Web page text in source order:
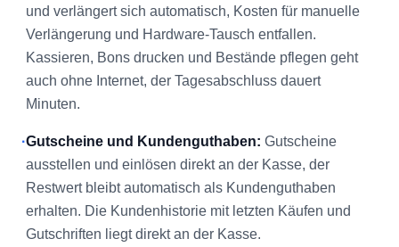
und verlängert sich automatisch, Kosten für manuelle
Verlängerung und Hardware-Tausch entfallen.
Kassieren, Bons drucken und Bestände pflegen geht
auch ohne Internet, der Tagesabschluss dauert
Minuten.
·Gutscheine und Kundenguthaben: Gutscheine
ausstellen und einlösen direkt an der Kasse, der
Restwert bleibt automatisch als Kundenguthaben
erhalten. Die Kundenhistorie mit letzten Käufen und
Gutschriften liegt direkt an der Kasse.